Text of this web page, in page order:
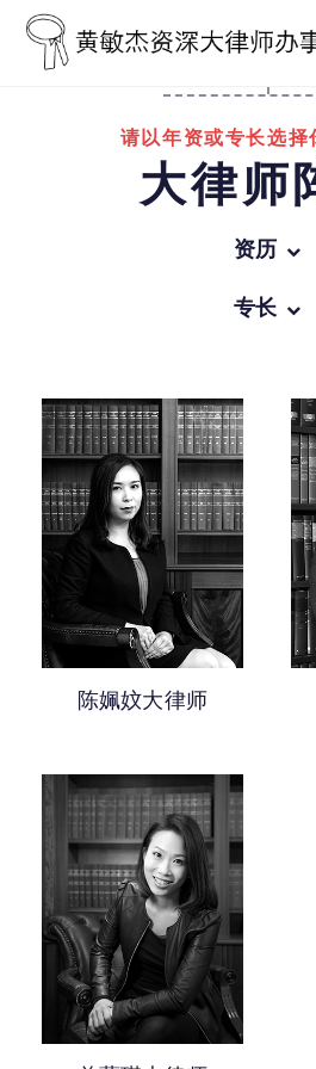
请以年资或专长选择
大律师
资历
所有
资深大律
越15年获认许年
越10年获认许年
越5年获认许年
0-5年获认许年资
专长
商业罪行
一般刑事
家事法
民事诉讼
司法覆核及其他
人身伤害及雇
调解及替代纠
妨碍公共
死因研讯
陈姵妏大律师